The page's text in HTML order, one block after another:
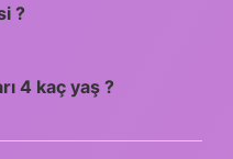
?
4 kaç yaş ?